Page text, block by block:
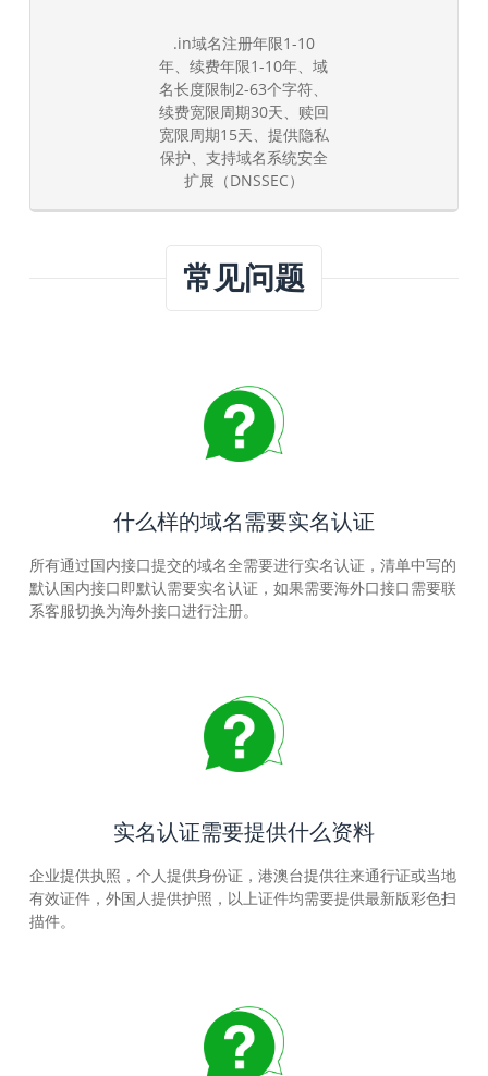
.in域名注册年限1-10
年、续费年限1-10年、域
名长度限制2-63个字符、
续费宽限周期30天、赎回
宽限周期15天、提供隐私
保护、支持域名系统安全
扩展（DNSSEC）
常见问题
什么样的域名需要实名认证
所有通过国内接口提交的域名全需要进行实名认证，清单中写的
默认国内接口即默认需要实名认证，如果需要海外口接口需要联
系客服切换为海外接口进行注册。
实名认证需要提供什么资料
企业提供执照，个人提供身份证，港澳台提供往来通行证或当地
有效证件，外国人提供护照，以上证件均需要提供最新版彩色扫
描件。